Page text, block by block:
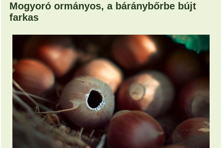
Mogyoró ormányos, a báránybőrbe bújt
farkas